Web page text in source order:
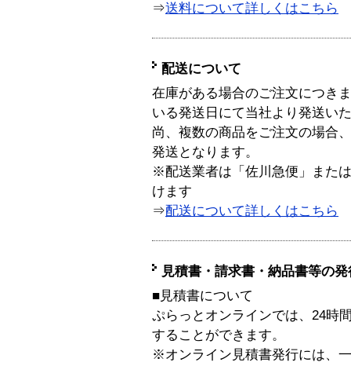
⇒送料について詳しくはこちら
配送について
在庫がある場合のご注文につき
いる発送日にて当社より発送い
尚、複数の商品をご注文の場合
発送となります。
※配送業者は「佐川急便」また
けます
⇒配送について詳しくはこちら
見積書・請求書・納品書等の
■見積書について
ぷらっとオンラインでは、24時
することができます。
※オンライン見積書発行には、